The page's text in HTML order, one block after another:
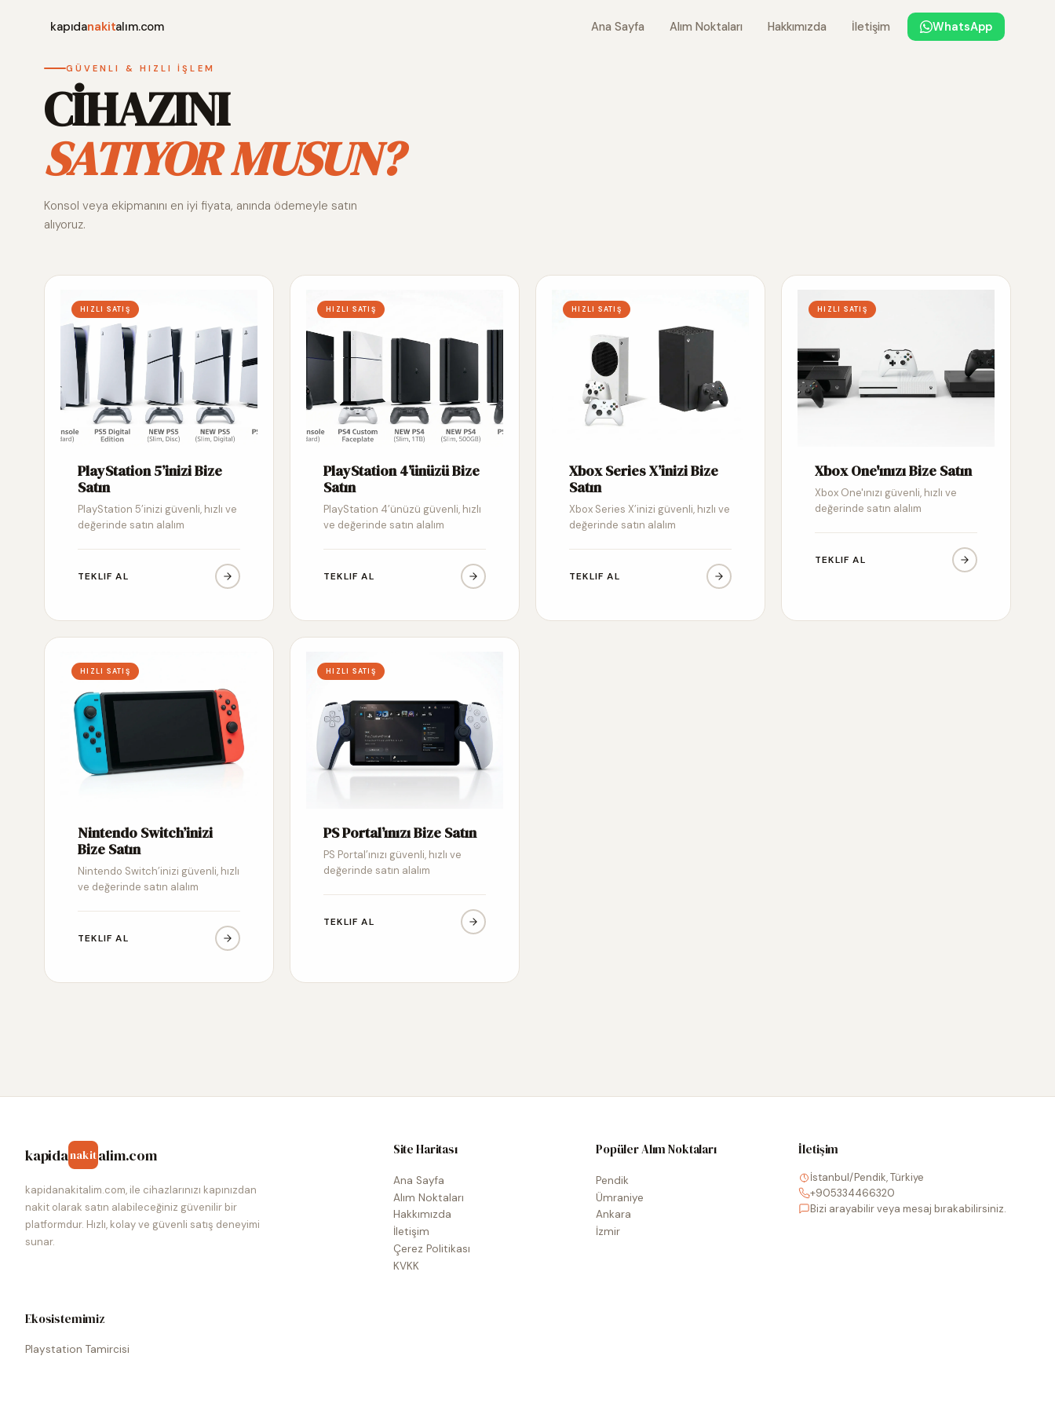
kapıdanakitalım.com Ana Sayfa Alım Noktaları Hakkımızda İletişim WhatsApp
GÜVENLI & HIZLI İŞLEM
CİHAZINI
SATIYOR MUSUN?
Konsol veya ekipmanını en iyi fiyata, anında ödemeyle satın
alıyoruz.
HIZLI SATIŞ
PlayStation 5’inizi Bize
Satın
PlayStation 5’inizi güvenli, hızlı ve
değerinde satın alalım
TEKLIF AL
HIZLI SATIŞ
PlayStation 4’ünüzü Bize
Satın
PlayStation 4’ünüzü güvenli, hızlı
ve değerinde satın alalım
TEKLIF AL
HIZLI SATIŞ
Xbox Series X’inizi Bize
Satın
Xbox Series X’inizi güvenli, hızlı ve
değerinde satın alalım
TEKLIF AL
HIZLI SATIŞ
Xbox One'ınızı Bize Satın
Xbox One'ınızı güvenli, hızlı ve
değerinde satın alalım
TEKLIF AL
HIZLI SATIŞ
Nintendo Switch’inizi
Bize Satın
Nintendo Switch’inizi güvenli, hızlı
ve değerinde satın alalım
TEKLIF AL
HIZLI SATIŞ
PS Portal’ınızı Bize Satın
PS Portal’ınızı güvenli, hızlı ve
değerinde satın alalım
TEKLIF AL
kapidanakitalim.com
kapidanakitalim.com, ile cihazlarınızı kapınızdan
nakit olarak satın alabileceğiniz güvenilir bir
platformdur. Hızlı, kolay ve güvenli satış deneyimi
sunar.
Site Haritası
Ana Sayfa
Alım Noktaları
Hakkımızda
İletişim
Çerez Politikası
KVKK
Popüler Alım Noktaları
Pendik
Ümraniye
Ankara
İzmir
İletişim
İstanbul/Pendik, Türkiye
+905334466320
Bizi arayabilir veya mesaj bırakabilirsiniz.
Ekosistemimiz
Playstation Tamircisi